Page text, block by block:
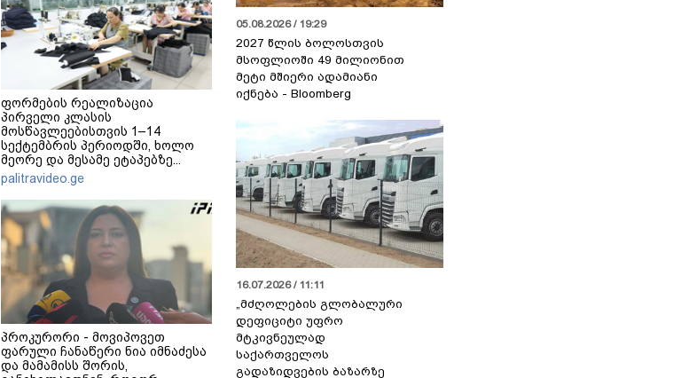
ფორმების რეალიზაცია
პირველი კლასის
მოსწავლეებისთვის 1–14
სექტემბრის პერიოდში, ხოლო
მეორე და მესამე ეტაპებზე...
palitravideo.ge
პროკურორი - მოვიპოვეთ
ფარული ჩანაწერი ნია იმნაძესა
და მამამისს შორის,
05.08.2026 / 19:29
2027 წლის ბოლოსთვის
მსოფლიოში 49 მილიონით
მეტი მშიერი ადამიანი
იქნება - Bloomberg
16.07.2026 / 11:11
„მძღოლების გლობალური
დეფიციტი უფრო
მტკივნეულად
საქართველოს
გადაზიდვების ბაზარზე